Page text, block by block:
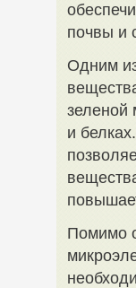
почвы и
Одним
зеленой
и
Помимо